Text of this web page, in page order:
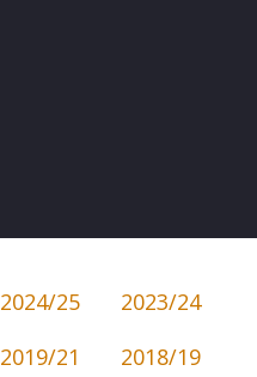
2024/25
2023/24
2019/21
2018/19